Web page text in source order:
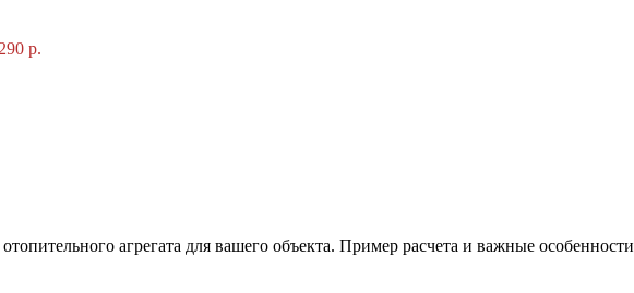
р.
агрегата для вашего объекта. Пример расчета и важные особенности